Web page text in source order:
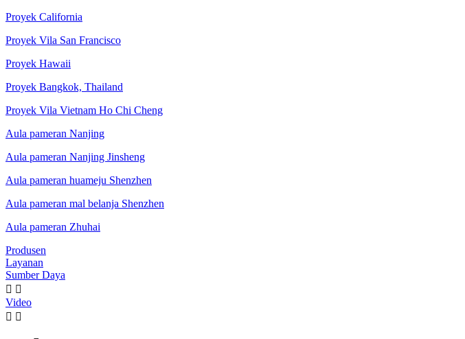
Proyek California
Proyek Vila San Francisco
Proyek Hawaii
Proyek Bangkok, Thailand
Proyek Vila Vietnam Ho Chi Cheng
Aula pameran Nanjing
Aula pameran Nanjing Jinsheng
Aula pameran huameju Shenzhen
Aula pameran mal belanja Shenzhen
Aula pameran Zhuhai
Produsen
Layanan
Sumber Daya
 
Video
 